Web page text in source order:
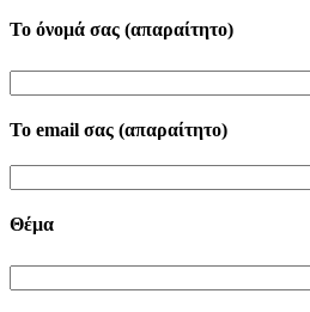
Το όνομά σας (απαραίτητο)
Το email σας (απαραίτητο)
Θέμα